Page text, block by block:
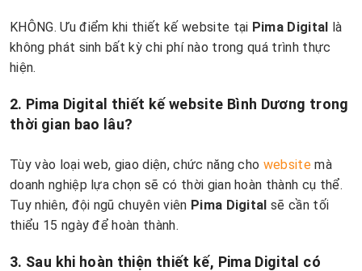
KHÔNG. Ưu điểm khi thiết kế website tại Pima Digital là
không phát sinh bất kỳ chi phí nào trong quá trình thực
hiện.
2. Pima Digital thiết kế website Bình Dương trong
thời gian bao lâu?
Tùy vào loại web, giao diện, chức năng cho website mà
doanh nghiệp lựa chọn sẽ có thời gian hoàn thành cụ thể.
Tuy nhiên, đội ngũ chuyên viên Pima Digitalsẽ cần tối
thiểu 15 ngày để hoàn thành.
3. Sau khi hoàn thiện thiết kế, Pima Digital có